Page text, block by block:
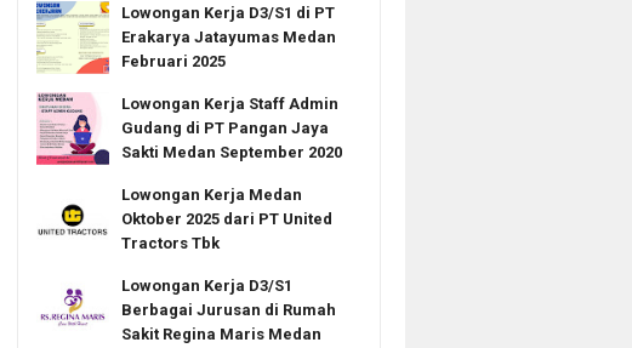
Lowongan Kerja D3/S1 di PT
Erakarya Jatayumas Medan
Februari 2025
Lowongan Kerja Staff Admin
Gudang di PT Pangan Jaya
Sakti Medan September 2020
Lowongan Kerja Medan
Oktober 2025 dari PT United
Tractors Tbk
Lowongan Kerja D3/S1
Berbagai Jurusan di Rumah
Sakit Regina Maris Medan